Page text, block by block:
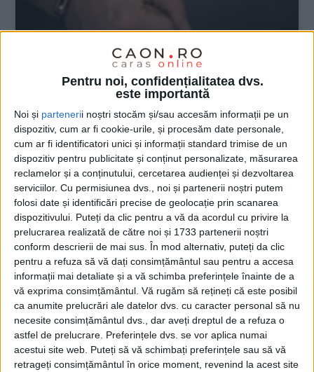
Pentru noi, confidențialitatea dvs.
este importantă
Noi și partenerii noștri stocăm și/sau accesăm informații pe un
dispozitiv, cum ar fi cookie-urile, și procesăm date personale,
cum ar fi identificatori unici și informații standard trimise de un
dispozitiv pentru publicitate și conținut personalizate, măsurarea
reclamelor și a conținutului, cercetarea audienței și dezvoltarea
serviciilor. Cu permisiunea dvs., noi și partenerii noștri putem
folosi date și identificări precise de geolocație prin scanarea
dispozitivului. Puteți da clic pentru a vă da acordul cu privire la
prelucrarea realizată de către noi și 1733 partenerii noștri
conform descrierii de mai sus. În mod alternativ, puteți da clic
pentru a refuza să vă dați consimțământul sau pentru a accesa
informații mai detaliate și a vă schimba preferințele înainte de a
vă exprima consimțământul. Vă rugăm să rețineți că este posibil
ca anumite prelucrări ale datelor dvs. cu caracter personal să nu
necesite consimțământul dvs., dar aveți dreptul de a refuza o
astfel de prelucrare. Preferințele dvs. se vor aplica numai
acestui site web. Puteți să vă schimbați preferințele sau să vă
retrageți consimțământul în orice moment, revenind la acest site
ŞTIRILE JUDEŢULUI CARAŞ-SEVERIN
Caransebeșean arestat pentru violență
și amenințări cu moartea
1 AUGUST 2026, 09:19 AM 2 MINUTE DE CITIRE
CARANSEBEȘ – „Dacă aș ști unde ești, ți-aș da foc să arzi ca
șobolanii!” Așa a sunat amenințarea pe care un bărbat i-a
transmis-o soției, după care a doua zi, ca tacâmul să fie
complet, a și smotocit-o bine!